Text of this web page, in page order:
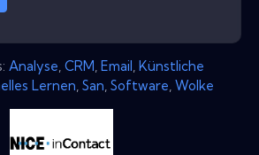
Analyse CRM Email Künstliche
Lernen San Software Wolke